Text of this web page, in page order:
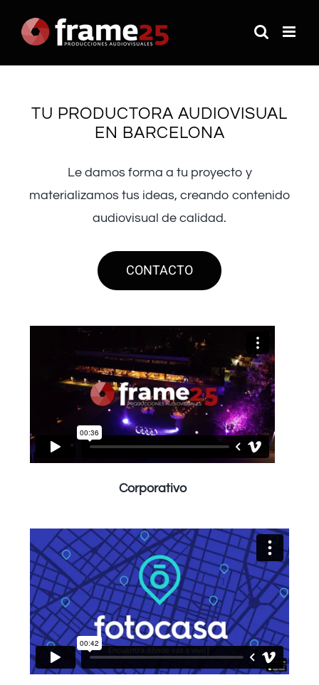
TU PRODUCTORA AUDIOVISUAL
EN BARCELONA
Le damos forma a tu proyecto y
materializamos tus ideas, creando contenido
audiovisual de calidad.
CONTACTO
Corporativo